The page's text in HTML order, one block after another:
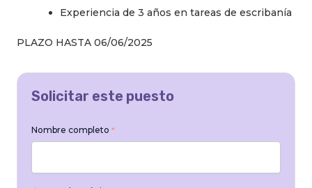
Experiencia de 3 años en tareas de escribanía
PLAZO HASTA 06/06/2025
Solicitar este puesto
Nombre completo *